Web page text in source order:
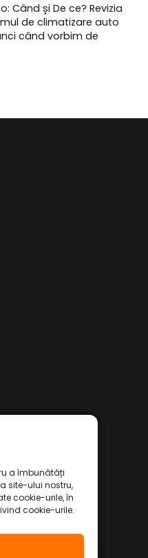
a îmbunătăți
site-ului nostru,
cookie-urile, în
cookie-urile.
Când și De ce? Revizia
de climatizare auto
când vorbim de